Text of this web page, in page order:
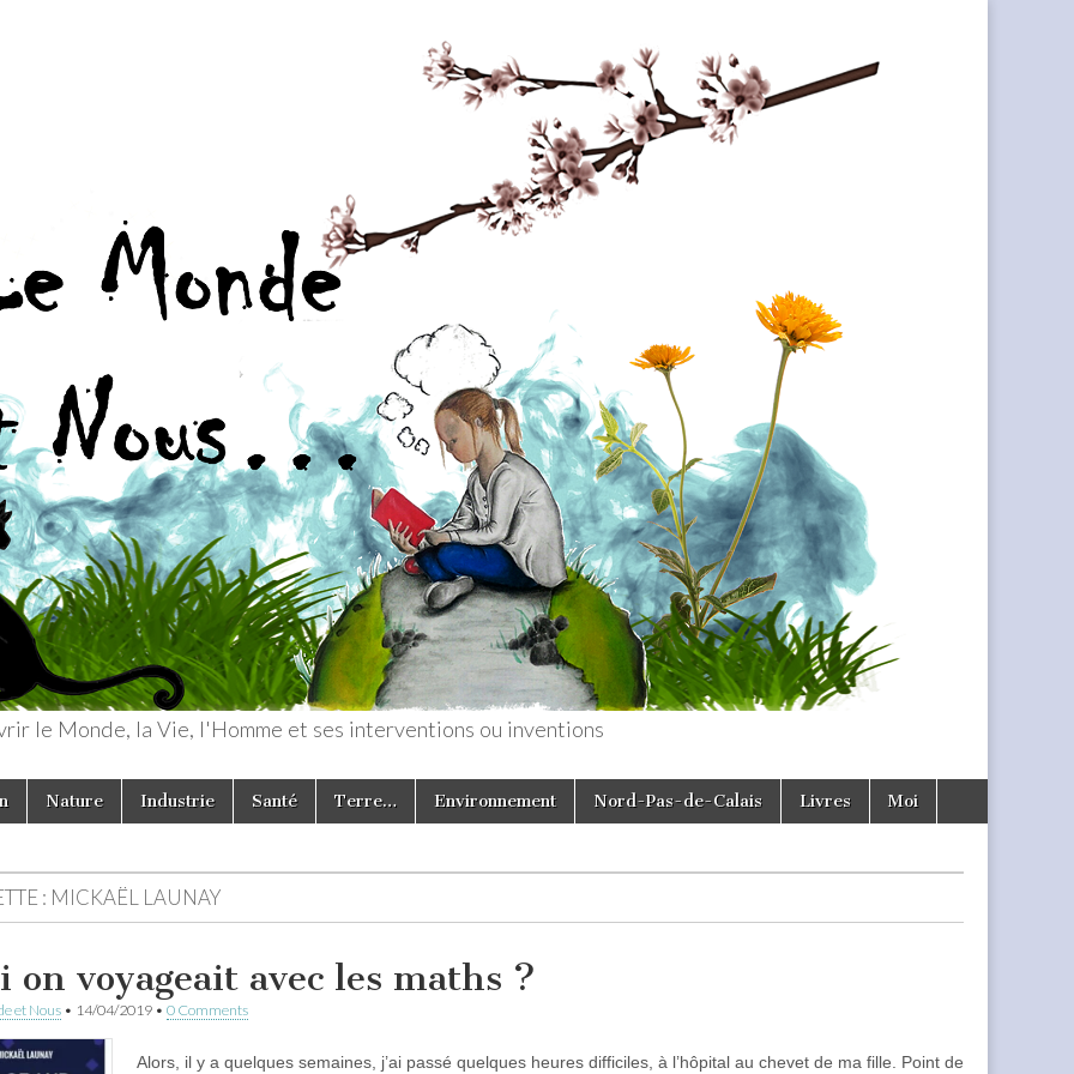
le Monde, la Vie, l'Homme et ses interventions ou inventions
Nature Industrie Santé Terre… Environnement Nord-Pas-de-Calais Livres Moi
: MICKAËL LAUNAY
on voyageait avec les maths ?
et Nous • 14/04/2019 • 0 Comments
Alors, il y a quelques semaines, j’ai passé quelques heures difficiles, à l’hôpital au chevet de ma fille. Point de